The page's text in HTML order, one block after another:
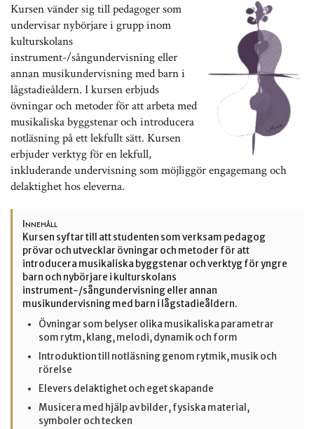
Kursen vänder sig till pedagoger som
undervisar nybörjare i grupp inom
kulturskolans
instrument-/sångundervisning eller
annan musikundervisning med barn i
lågstadieåldern. I kursen erbjuds
övningar och metoder för att arbeta med
musikaliska byggstenar och introducera
notläsning på ett lekfullt sätt. Kursen
erbjuder verktyg för en lekfull,
inkluderande undervisning som möjliggör engagemang och
delaktighet hos eleverna.
Innehåll
Kursen syftar till att studenten som verksam pedagog
prövar och utvecklar övningar och metoder för att
introducera musikaliska byggstenar och verktyg för yngre
barn och nybörjare i kulturskolans
instrument-/sångundervisning eller annan
musikundervisning med barn i lågstadieåldern.
Övningar som belyser olika musikaliska parametrar
som rytm, klang, melodi, dynamik och form
Introduktion till notläsning genom rytmik, musik och
rörelse
Elevers delaktighet och eget skapande
Musicera med hjälp av bilder, fysiska material,
symboler och tecken